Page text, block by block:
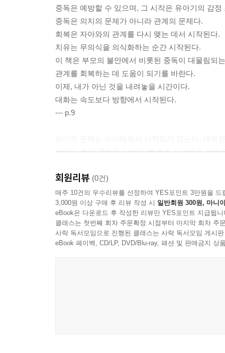
중독은 예방할 수 있으며, 그 시작은 유아기의 감정
중독은 의지의 문제가 아니라 관계의 문제다.
회복은 자아와의 관계를 다시 맺는 데서 시작된다.
치유는 무의식을 의식화하는 순간 시작된다.
이 책은 부모의 불안에서 비롯된 중독이 대물림되
관계를 회복하는 데 도움이 되기를 바란다.
이제, 내가 아닌 것을 내려놓을 시간이다.
대화는 속도보다 방향에서 시작된다.
--- p.9
부모의 불안 중독은 말보다 빠르게 자녀에게 전
--- p.32
아이가 스마트폰을 한 번에 끊을 수는 없다. 아이
게 해야 한다. 스마트폰 대신 엄마가 아이의 눈을
여야 아이는 비로소 스마트폰이라는 외부의 뼈대
회원리뷰 (0건)
매주 10건의 우수리뷰를 선정하여 YES포인트 3만원을 드
3,000원 이상 구매 후 리뷰 작성 시 일반회원 300원, 마니
eBook은 다운로드 후 작성한 리뷰만 YES포인트 지급됩니
클래스는 첫번째 회차 주문확정 시점부터 마지막 회차 주
사락 독서모임으로 진행된 클래스는 사락 독서모임 게시
eBook 페이백, CD/LP, DVD/Blu-ray, 패션 및 판매금지 상